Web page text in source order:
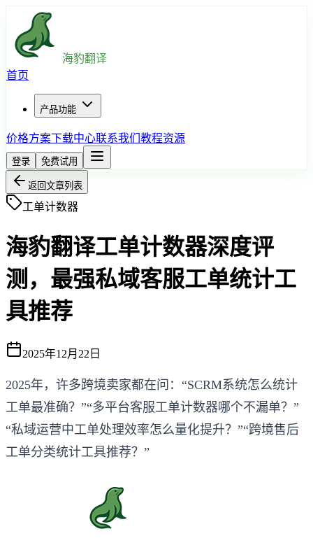
海豹翻译
首页
产品功能
价格方案下载中心联系我们 教程资源
登录 免费试用
返回文章列表
工单计数器
海豹翻译工单计数器深度评
测，最强私域客服工单统计工
具推荐
2025年12月22日
2025年，许多跨境卖家都在问：“SCRM系统怎么统计
工单最准确？”“多平台客服工单计数器哪个不漏单？”
“私域运营中工单处理效率怎么量化提升？”“跨境售后
工单分类统计工具推荐？”